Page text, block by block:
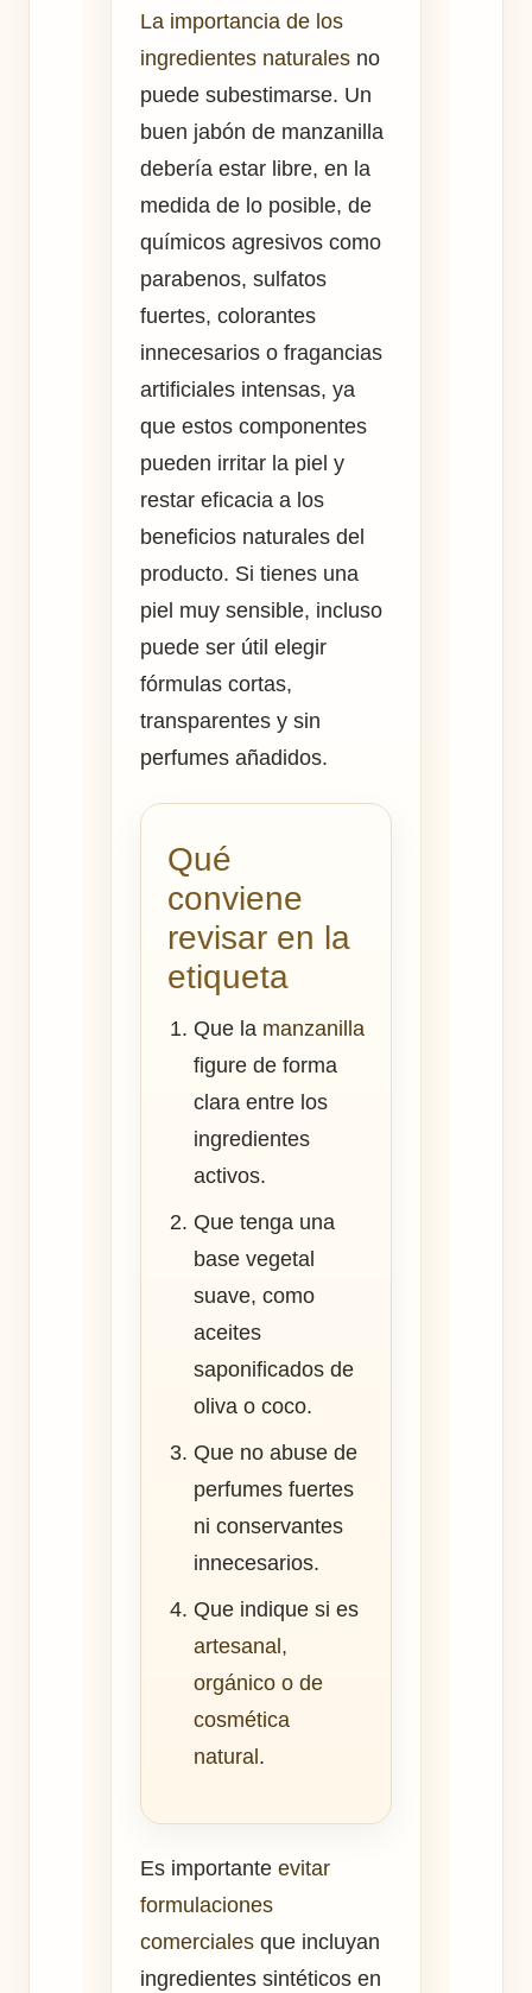
La importancia de los
ingredientes naturales no
puede subestimarse. Un
buen jabón de manzanilla
debería estar libre, en la
medida de lo posible, de
químicos agresivos como
parabenos, sulfatos
fuertes, colorantes
innecesarios o fragancias
artificiales intensas, ya
que estos componentes
pueden irritar la piel y
restar eficacia a los
beneficios naturales del
producto. Si tienes una
piel muy sensible, incluso
puede ser útil elegir
fórmulas cortas,
transparentes y sin
perfumes añadidos.
Qué
conviene
revisar en la
etiqueta
Que la manzanilla
figure de forma
clara entre los
ingredientes
activos.
Que tenga una
base vegetal
suave, como
aceites
saponificados de
oliva o coco.
Que no abuse de
perfumes fuertes
ni conservantes
innecesarios.
Que indique si es
artesanal,
orgánico o de
cosmética
natural .
Es importante evitar
formulaciones
comerciales que incluyan
ingredientes sintéticos en